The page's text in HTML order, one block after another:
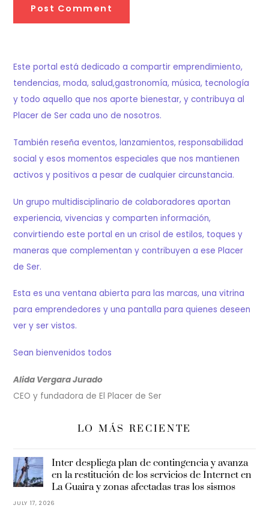
Este portal está dedicado a compartir emprendimiento,
tendencias, moda, salud,gastronomía, música, tecnología
y todo aquello que nos aporte bienestar, y contribuya al
Placer de Ser cada uno de nosotros.
También reseña eventos, lanzamientos, responsabilidad
social y esos momentos especiales que nos mantienen
activos y positivos a pesar de cualquier circunstancia.
Un grupo multidisciplinario de colaboradores aportan
experiencia, vivencias y comparten información,
convirtiendo este portal en un crisol de estilos, toques y
maneras que complementan y contribuyen a ese Placer
de Ser.
Esta es una ventana abierta para las marcas, una vitrina
para emprendedores y una pantalla para quienes deseen
ver y ser vistos.
Sean bienvenidos todos
Alida Vergara Jurado
CEO y fundadora de El Placer de Ser
LO MÁS RECIENTE
Inter despliega plan de contingencia y avanza
en la restitución de los servicios de Internet en
La Guaira y zonas afectadas tras los sismos
JULY 17, 2026